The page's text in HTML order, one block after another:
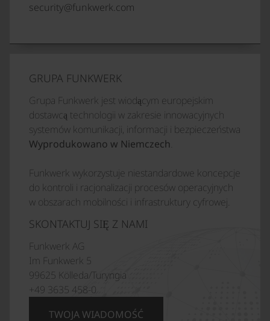
security@funkwerk.com
GRUPA FUNKWERK
Grupa Funkwerk jest wiodącym europejskim
dostawcą technologii w zakresie innowacyjnych
systemów komunikacji, informacji i bezpieczeństwa
Wyprodukowano w Niemczech.
Funkwerk wykorzystuje niestandardowe koncepcje
do kontroli i racjonalizacji procesów operacyjnych
w obszarach mobilności i infrastruktury cyfrowej.
SKONTAKTUJ SIĘ Z NAMI
Funkwerk AG
Im Funkwerk 5
99625 Kölleda/Turyngia
+49 3635 458-0
TWOJA WIADOMOŚĆ